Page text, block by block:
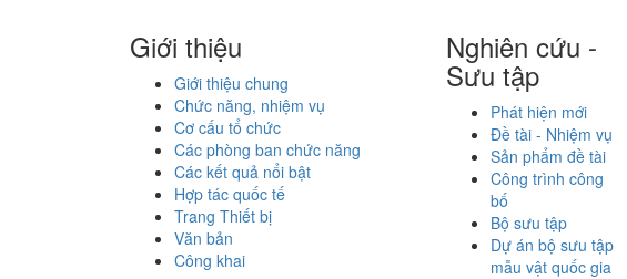
Giới thiệu
Giới thiệu chung
Chức năng, nhiệm vụ
Cơ cấu tổ chức
Các phòng ban chức năng
Các kết quả nổi bật
Hợp tác quốc tế
Trang Thiết bị
Văn bản
Công khai
Nghiên cứu -
Sưu tập
Phát hiện mới
Đề tài - Nhiệm vụ
Sản phẩm đề tài
Công trình công
bố
Bộ sưu tập
Dự án bộ sưu tập
mẫu vật quốc gia